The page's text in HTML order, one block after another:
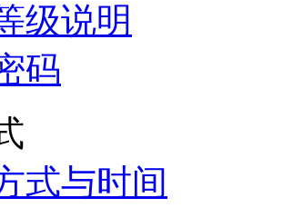
级说明
码
式与时间